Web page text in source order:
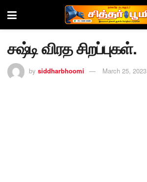
சஷ்டி விரத சிறப்புகள்.
by siddharbhoomi March 25, 2023